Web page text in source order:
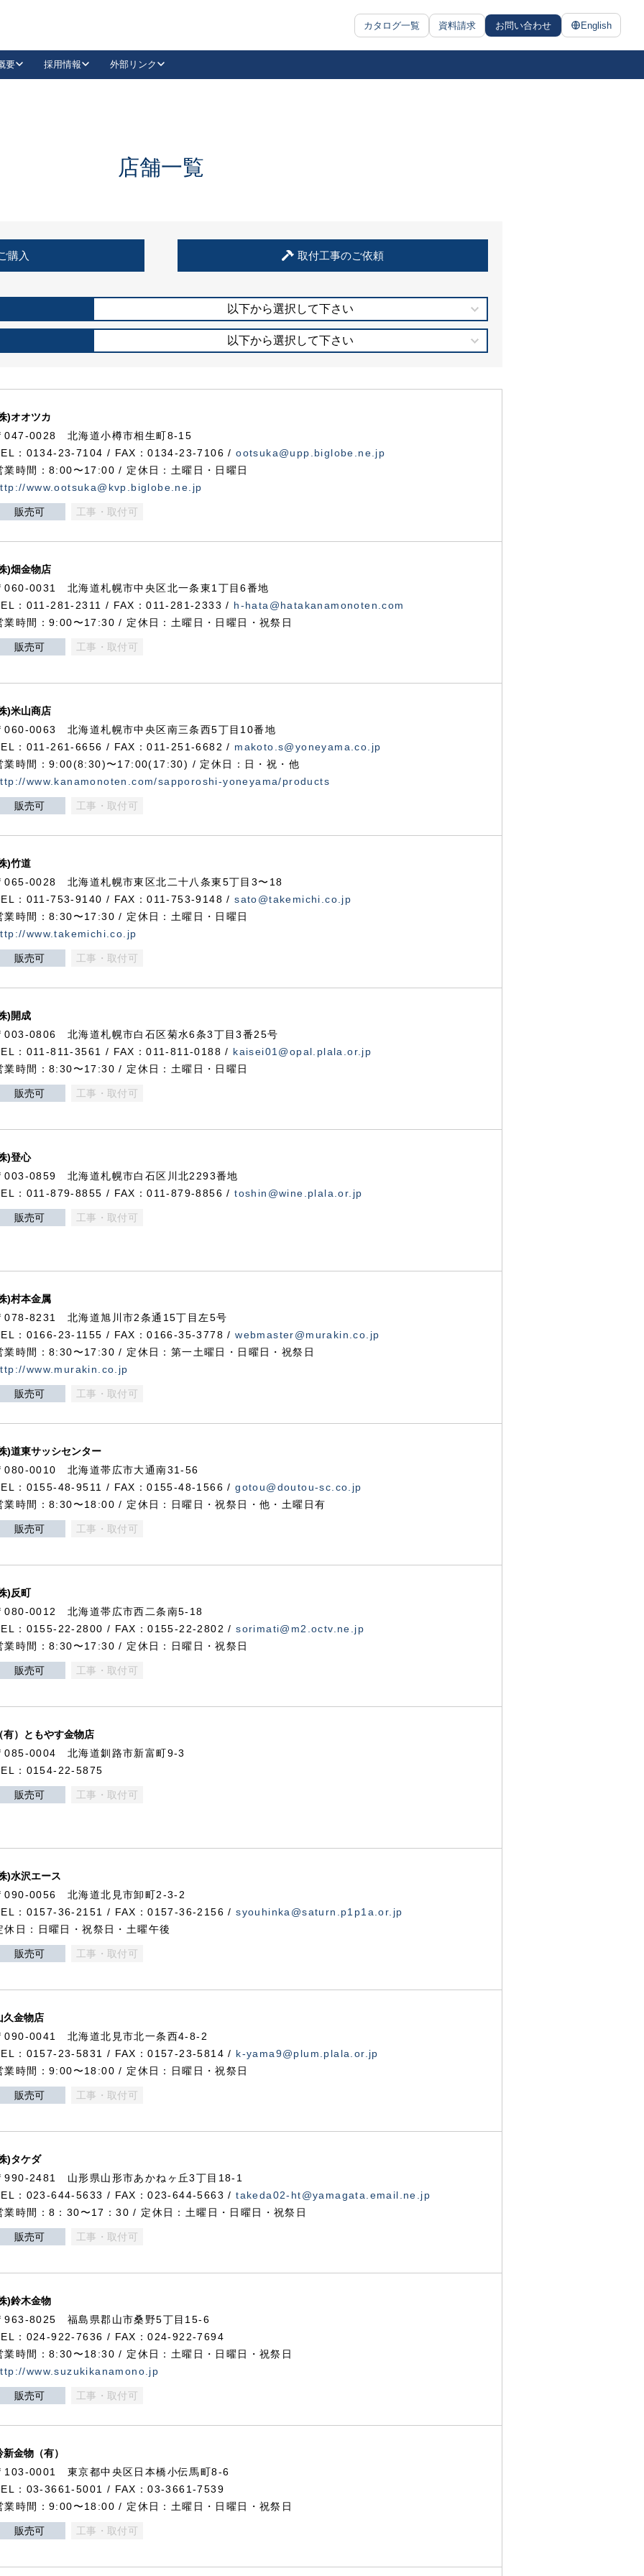
カタログ一覧 資料請求 お問い合わせ English
抗ウイルス・抗菌製品
要 採用情報 外部リンク
LinkedIn
住宅使用部材標準化推進協議会
店舗一覧
購入 取付工事のご依頼
以下から選択して下さい
以下から選択して下さい
)オオツカ
047-0028 北海道小樽市相生町8-15
：0134-23-7104 / FAX：0134-23-7106 /ootsuka@upp.biglobe.ne.jp
業時間：8:00〜17:00 / 定休日：土曜日・日曜日
www.ootsuka@kvp.biglobe.ne.jp
販売可 工事・取付可
)畑金物店
060-0031 北海道札幌市中央区北一条東1丁目6番地
：011-281-2311 / FAX：011-281-2333 / h-hata@hatakanamonoten.com
業時間：9:00〜17:30 / 定休日：土曜日・日曜日・祝祭日
販売可 工事・取付可
)米山商店
060-0063 北海道札幌市中央区南三条西5丁目10番地
：011-261-6656 / FAX：011-251-6682 / makoto.s@yoneyama.co.jp
業時間：9:00(8:30)〜17:00(17:30) / 定休日：日・祝・他
www.kanamonoten.com/sapporoshi-yoneyama/products
販売可 工事・取付可
)竹道
065-0028 北海道札幌市東区北二十八条東5丁目3〜18
：011-753-9140 / FAX：011-753-9148 /sato@takemichi.co.jp
業時間：8:30〜17:30 / 定休日：土曜日・日曜日
www.takemichi.co.jp
販売可 工事・取付可
)開成
003-0806 北海道札幌市白石区菊水6条3丁目3番25号
：011-811-3561 / FAX：011-811-0188 / kaisei01@opal.plala.or.jp
業時間：8:30〜17:30 / 定休日：土曜日・日曜日
販売可 工事・取付可
)登心
003-0859 北海道札幌市白石区川北2293番地
：011-879-8855 / FAX：011-879-8856 /toshin@wine.plala.or.jp
販売可 工事・取付可
)村本金属
078-8231 北海道旭川市2条通15丁目左5号
：0166-23-1155 / FAX：0166-35-3778 /webmaster@murakin.co.jp
業時間：8:30〜17:30 / 定休日：第一土曜日・日曜日・祝祭日
www.murakin.co.jp
販売可 工事・取付可
)道東サッシセンター
080-0010 北海道帯広市大通南31-56
：0155-48-9511 / FAX：0155-48-1566 /gotou@doutou-sc.co.jp
業時間：8:30〜18:00 / 定休日：日曜日・祝祭日・他・土曜日有
販売可 工事・取付可
)反町
080-0012 北海道帯広市西二条南5-18
：0155-22-2800 / FAX：0155-22-2802 /sorimati@m2.octv.ne.jp
業時間：8:30〜17:30 / 定休日：日曜日・祝祭日
販売可 工事・取付可
有）ともやす金物店
085-0004 北海道釧路市新富町9-3
：0154-22-5875
販売可 工事・取付可
)水沢エース
090-0056 北海道北見市卸町2-3-2
：0157-36-2151 / FAX：0157-36-2156 /syouhinka@saturn.p1p1a.or.jp
休日：日曜日・祝祭日・土曜午後
販売可 工事・取付可
久金物店
090-0041 北海道北見市北一条西4-8-2
：0157-23-5831 / FAX：0157-23-5814 / k-yama9@plum.plala.or.jp
業時間：9:00〜18:00 / 定休日：日曜日・祝祭日
販売可 工事・取付可
)タケダ
990-2481 山形県山形市あかねヶ丘3丁目18-1
：023-644-5633 / FAX：023-644-5663 /takeda02-ht@yamagata.email.ne.jp
業時間：8：30〜17：30 / 定休日：土曜日・日曜日・祝祭日
販売可 工事・取付可
)鈴木金物
963-8025 福島県郡山市桑野5丁目15-6
：024-922-7636 / FAX：024-922-7694
業時間：8:30〜18:30 / 定休日：土曜日・日曜日・祝祭日
www.suzukikanamono.jp
販売可 工事・取付可
新金物（有）
103-0001 東京都中央区日本橋小伝馬町8-6
：03-3661-5001 / FAX：03-3661-7539
業時間：9:00〜18:00 / 定休日：土曜日・日曜日・祝祭日
販売可 工事・取付可